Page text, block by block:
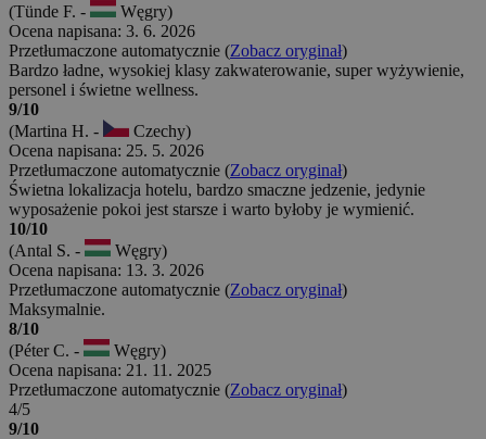
(Tünde F. -
Węgry)
Ocena napisana: 3. 6. 2026
Przetłumaczone automatycznie (Zobacz oryginał)
Bardzo ładne, wysokiej klasy zakwaterowanie, super wyżywienie,
personel i świetne wellness.
9/10
(Martina H. -
Czechy)
Ocena napisana: 25. 5. 2026
Przetłumaczone automatycznie (Zobacz oryginał)
Świetna lokalizacja hotelu, bardzo smaczne jedzenie, jedynie
wyposażenie pokoi jest starsze i warto byłoby je wymienić.
10/10
(Antal S. -
Węgry)
Ocena napisana: 13. 3. 2026
Przetłumaczone automatycznie (Zobacz oryginał)
Maksymalnie.
8/10
(Péter C. -
Węgry)
Ocena napisana: 21. 11. 2025
Przetłumaczone automatycznie (Zobacz oryginał)
4/5
9/10